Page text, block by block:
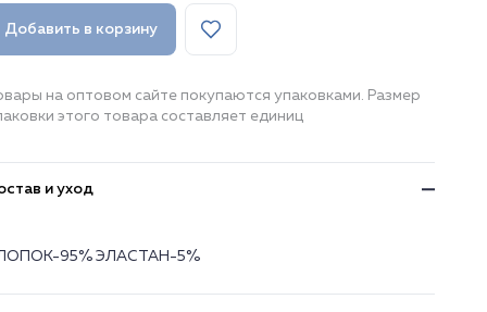
Добавить в корзину
на оптовом сайте покупаются упаковками. Размер
этого товара составляет единиц
и уход
95% ЭЛАСТАН-5%